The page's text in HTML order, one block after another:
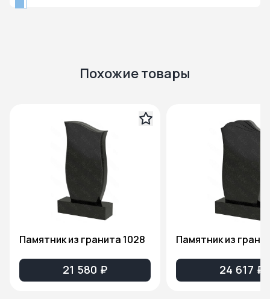
Похожие товары
Памятник из гранита 1028
21 580 ₽
Памятник из
24 617 ₽